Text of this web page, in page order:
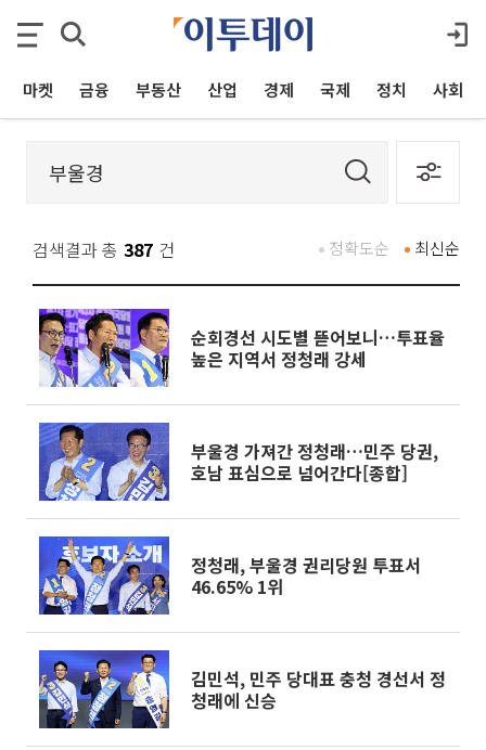
마켓 금융 부동산 산업 경제 국제 정치 사회
검색결과 총 387 건 최신순
정확도순
순회경선 시도별 뜯어보니…투표율
높은 지역서 정청래 강세
부울경 가져간 정청래…민주 당권,
호남 표심으로 넘어간다[종합]
정청래, 부울경 권리당원 투표서
46.65% 1위
김민석, 민주 당대표 충청 경선서 정
청래에 신승